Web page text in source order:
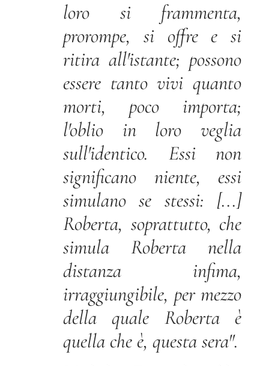
loro si frammenta,
prorompe, si offre e si
ritira all'istante; possono
essere tanto vivi quanto
morti, poco importa;
l'oblio in loro veglia
sull'identico. Essi non
significano niente, essi
simulano se stessi: [...]
Roberta, soprattutto, che
simula Roberta nella
distanza infima,
irraggiungibile, per mezzo
della quale Roberta è
quella che è, questa sera".